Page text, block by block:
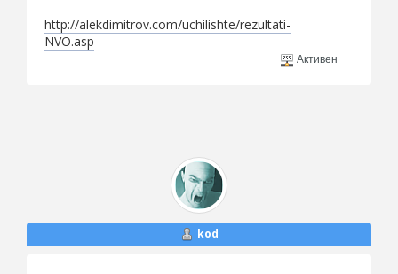
http://alekdimitrov.com/uchilishte/rezultati-
NVO.asp
Активен
kod